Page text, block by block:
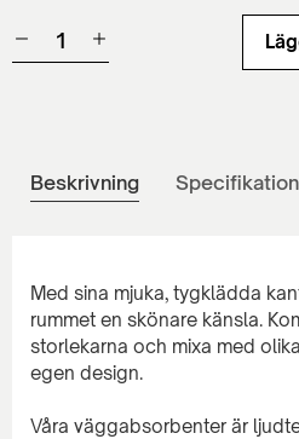
Beskrivning Specifikation
Med sina mjuka, tygklädda
rummet en skönare känsla.
storlekarna och mixa med
egen design.
Våra väggabsorbenter är